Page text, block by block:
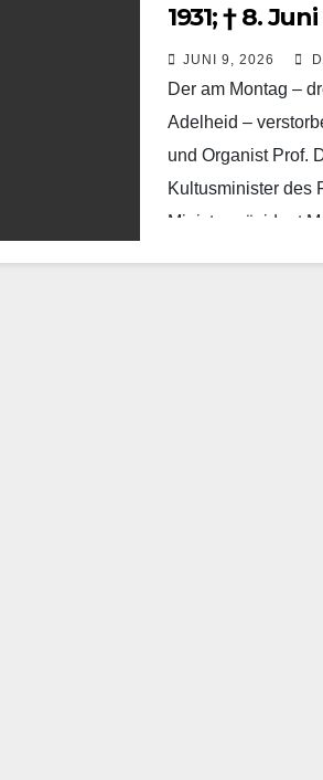
1931; † 8.
JUNI 9, 2026
Der am Montag –
Adelheid –
und Organist Prof.
Kultusminister des
Ministerpräsident